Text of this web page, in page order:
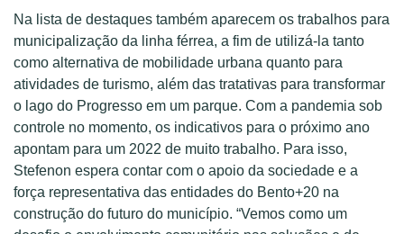
Na lista de destaques também aparecem os trabalhos para
municipalização da linha férrea, a fim de utilizá-la tanto
como alternativa de mobilidade urbana quanto para
atividades de turismo, além das tratativas para transformar
o lago do Progresso em um parque. Com a pandemia sob
controle no momento, os indicativos para o próximo ano
apontam para um 2022 de muito trabalho. Para isso,
Stefenon espera contar com o apoio da sociedade e a
força representativa das entidades do Bento+20 na
construção do futuro do município. “Vemos como um